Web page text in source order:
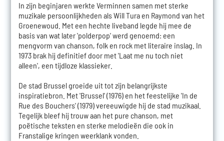
In zijn beginjaren werkte Verminnen samen met sterke
muzikale persoonlijkheden als Will Tura en Raymond van het
Groenewoud. Met een hechte liveband legde hij mee de
basis van wat later 'polderpop' werd genoemd: een
mengvorm van chanson, folk en rock met literaire inslag. In
1973 brak hij definitief door met 'Laat me nu toch niet
alleen', een tijdloze klassieker.
De stad Brussel groeide uit tot zijn belangrijkste
inspiratiebron. Met 'Brussel' (1976) en het feestelijke 'In de
Rue des Bouchers' (1979) vereeuwigde hij de stad muzikaal.
Tegelijk bleef hij trouw aan het pure chanson, met
poëtische teksten en sterke melodieën die ook in
Franstalige kringen weerklank vonden.